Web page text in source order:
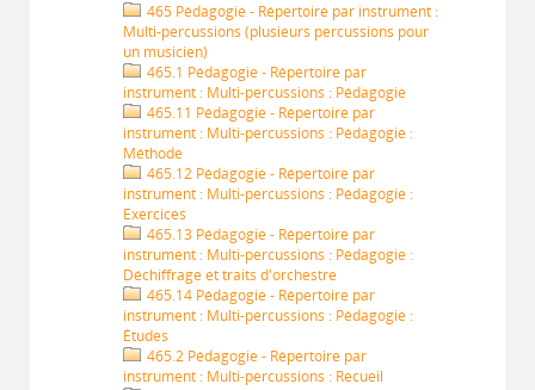
465 Pédagogie - Répertoire par instrument :
Multi-percussions (plusieurs percussions pour
un musicien)
465.1 Pédagogie - Répertoire par
instrument : Multi-percussions : Pédagogie
465.11 Pédagogie - Répertoire par
instrument : Multi-percussions : Pédagogie :
Méthode
465.12 Pédagogie - Répertoire par
instrument : Multi-percussions : Pédagogie :
Exercices
465.13 Pédagogie - Répertoire par
instrument : Multi-percussions : Pédagogie :
Déchiffrage et traits d'orchestre
465.14 Pédagogie - Répertoire par
instrument : Multi-percussions : Pédagogie :
Études
465.2 Pédagogie - Répertoire par
instrument : Multi-percussions : Recueil